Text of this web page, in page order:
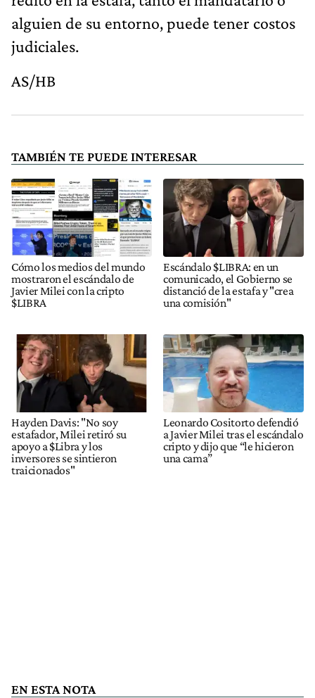
alguien de su entorno, puede tener costos
judiciales.
AS/HB
TAMBIÉN TE PUEDE INTERESAR
Cómo los medios del mundo
mostraron el escándalo de
Javier Milei con la cripto
$LIBRA
Escándalo $LIBRA: en un
comunicado, el Gobierno se
distanció de la estafa y "crea
una comisión"
Hayden Davis: "No soy
estafador, Milei retiró su
apoyo a $Libra y los
inversores se sintieron
traicionados"
Leonardo Cositorto defendió
a Javier Milei tras el escándalo
cripto y dijo que “le hicieron
una cama”
EN ESTA NOTA